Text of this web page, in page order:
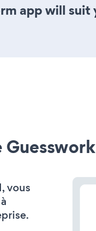
app will suit
vous